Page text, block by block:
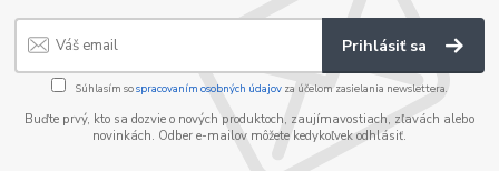
Prihlásiť sa
Súhlasím sospracovaním osobných údajov za účelom zasielania newslettera.
Buďte prvý, kto sa dozvie o nových produktoch, zaujímavostiach, zľavách alebo
novinkách. Odber e-mailov môžete kedykoľvek odhlásiť.